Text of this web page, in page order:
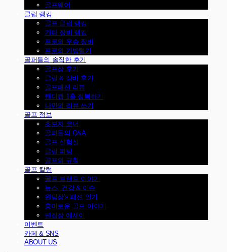
골프웨어
클럽 랭킹
골프 클럽 랭킹
기타 장비 랭킹
프로의 우승 장비
프로의 가방털기
골퍼들의 솔직한 후기
골프장 후기
클럽 & 장비 후기
골프패션 리뷰
핸디캡 1홀 정복하기
나만의 리뷰 쓰기
골프 정보
초보자 코너
골퍼들의 Q&A
골프 실험실
클럽 피팅
골프의 규칙
골프 칼럼
골프 브랜드 이야기
뉴스, 건강 & 이슈
원팀장's 패션 일기
흥미로운 골프 이야기
편집장 에세이
이벤트
카페 & SNS
ABOUT US